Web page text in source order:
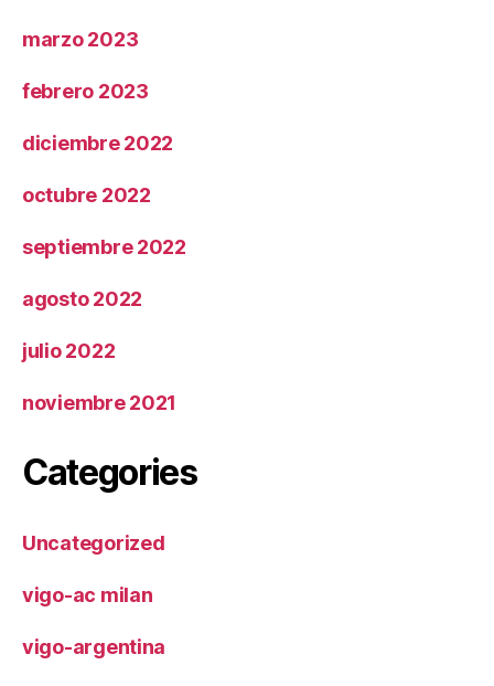
marzo 2023
febrero 2023
diciembre 2022
octubre 2022
septiembre 2022
agosto 2022
julio 2022
noviembre 2021
Categories
Uncategorized
vigo-ac milan
vigo-argentina